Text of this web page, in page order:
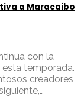
a Maracaibo
con la
temporada.
creadores